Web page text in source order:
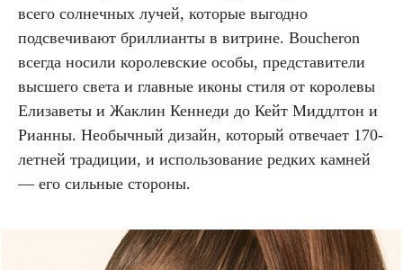
всего солнечных лучей, которые выгодно
подсвечивают бриллианты в витрине. Boucheron
всегда носили королевские особы, представители
высшего света и главные иконы стиля от королевы
Елизаветы и Жаклин Кеннеди до Кейт Миддлтон и
Рианны. Необычный дизайн, который отвечает 170-
летней традиции, и использование редких камней
— его сильные стороны.